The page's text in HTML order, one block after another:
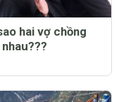
hai vợ chồng